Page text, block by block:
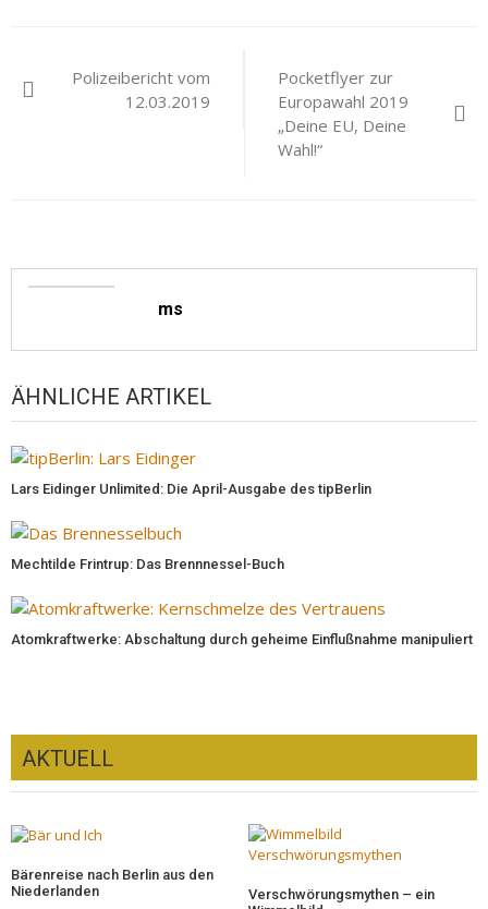
Polizeibericht vom
12.03.2019
Pocketflyer zur
Europawahl 2019
„Deine EU, Deine
Wahl!“
ms
ÄHNLICHE ARTIKEL
Lars Eidinger Unlimited: Die April-Ausgabe des tipBerlin
Mechtilde Frintrup: Das Brennnessel-Buch
Atomkraftwerke: Abschaltung durch geheime Einflußnahme manipuliert
AKTUELL
Bärenreise nach Berlin aus den
Niederlanden
Verschwörungsmythen – ein